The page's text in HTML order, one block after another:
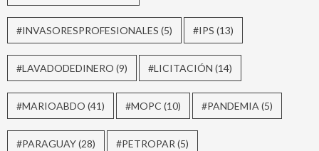
#INVASORESPROFESIONALES (5) #IPS (13)
#LAVADODEDINERO (9) #LICITACIÓN (14)
#MARIOABDO (41) #MOPC (10) #PANDEMIA (5)
#PARAGUAY(28) #PETROPAR (5)